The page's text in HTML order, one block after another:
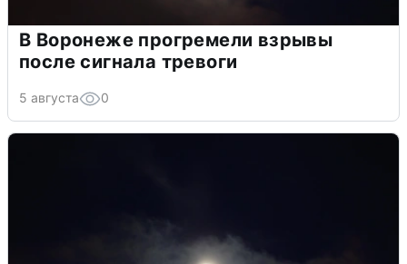
В Воронеже прогремели взрывы
после сигнала тревоги
5 августа 0